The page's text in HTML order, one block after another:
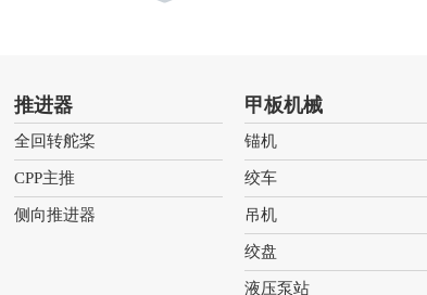
推进器
全回转舵桨
CPP主推
侧向推进器
甲板机械
锚机
绞车
吊机
绞盘
液压泵站